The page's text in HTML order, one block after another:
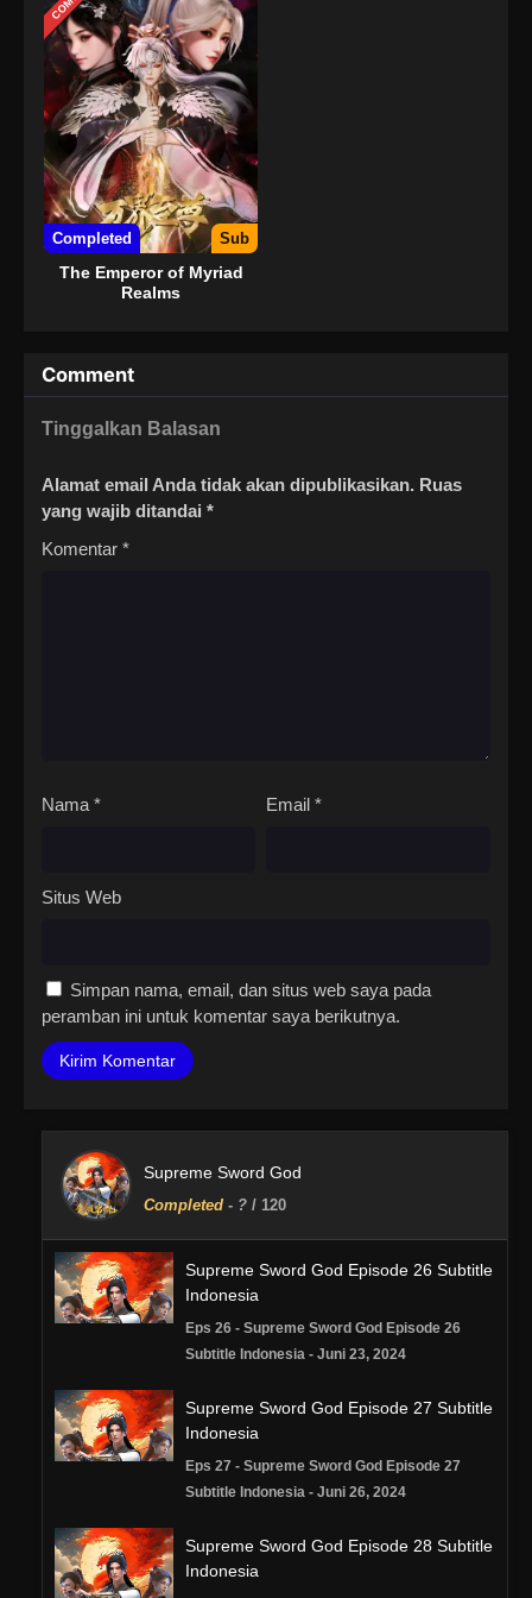
Completed Sub
The Emperor of Myriad
Realms
Comment
Tinggalkan Balasan
Alamat email Anda tidak akan dipublikasikan. Ruas
yang wajib ditandai *
Komentar *
Nama * Email *
Situs Web
Simpan nama, email, dan situs web saya pada
peramban ini untuk komentar saya berikutnya.
Supreme Sword God
Completed - ? / 120
Supreme Sword God Episode 26 Subtitle
Indonesia
Eps 26 - Supreme Sword God Episode 26
Subtitle Indonesia - Juni 23, 2024
Supreme Sword God Episode 27 Subtitle
Indonesia
Eps 27 - Supreme Sword God Episode 27
Subtitle Indonesia - Juni 26, 2024
Supreme Sword God Episode 28 Subtitle
Indonesia